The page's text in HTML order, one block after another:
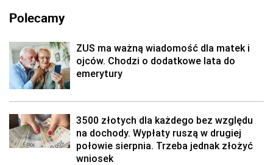
Polecamy
ZUS ma ważną wiadomość dla matek i
ojców. Chodzi o dodatkowe lata do
emerytury
3500 złotych dla każdego bez względu
na dochody. Wypłaty ruszą w drugiej
połowie sierpnia. Trzeba jednak złożyć
wniosek